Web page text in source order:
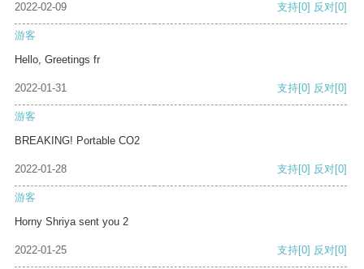
2022-02-09 支持[0] 反对[0]
游客
Hello, Greetings fr
2022-01-31 支持[0] 反对[0]
游客
BREAKING! Portable CO2
2022-01-28 支持[0] 反对[0]
游客
Horny Shriya sent you 2
2022-01-25 支持[0] 反对[0]